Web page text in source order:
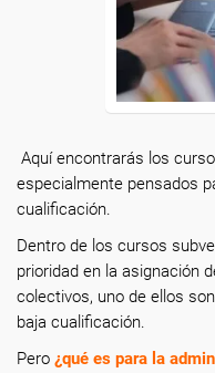
Aquí encontrarás los
especialmente pensados
cualificación.
Dentro de los cursos
prioridad en la asignación
colectivos, uno de ellos
baja cualificación.
Pero ¿qué es para la a